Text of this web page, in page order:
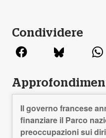
Condividere
Il governo francese
finanziare il Parco
preoccupazioni sui